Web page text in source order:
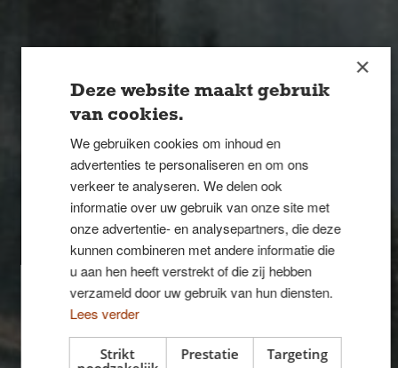
Generelle
konkurrence
×
Deze website maakt gebruik
van cookies.
We gebruiken cookies om inhoud en
advertenties te personaliseren en om ons
verkeer te analyseren. We delen ook
informatie over uw gebruik van onze site met
onze advertentie- en analysepartners, die deze
kunnen combineren met andere informatie die
u aan hen heeft verstrekt of die zij hebben
verzameld door uw gebruik van hun diensten.
Lees verder
Strikt
Prestatie Targeting